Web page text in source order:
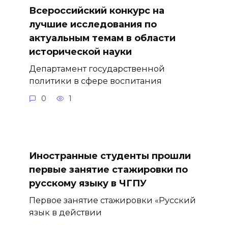
Всероссийский конкурс на
лучшие исследования по
актуальным темам в области
исторической науки
Департамент государственной
политики в сфере воспитания
0 1
Иностранные студенты прошли
первые занятие стажировки по
русскому языку в ЧГПУ
Первое занятие стажировки «Русский
язык в действии